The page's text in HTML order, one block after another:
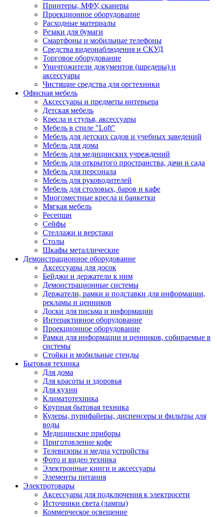
Принтеры, МФУ, сканеры
Проекционное оборудование
Расходные материалы
Резаки для бумаги
Смартфоны и мобильные телефоны
Средства видеонаблюдения и СКУД
Торговое оборудование
Уничтожители документов (шредеры) и
аксессуары
Чистящие средства для оргтехники
Офисная мебель
Аксессуары и предметы интерьера
Детская мебель
Кресла и стулья, аксессуары
Мебель в стиле "Loft"
Мебель для детских садов и учебных заведений
Мебель для дома
Мебель для медицинских учреждений
Мебель для открытого пространства, дачи и сада
Мебель для персонала
Мебель для руководителей
Мебель для столовых, баров и кафе
Многоместные кресла и банкетки
Мягкая мебель
Ресепшн
Сейфы
Стеллажи и верстаки
Столы
Шкафы металлические
Демонстрационное оборудование
Аксессуары для досок
Бейджи и держатели к ним
Демонстрационные системы
Держатели, рамки и подставки для информации,
рекламы и ценников
Доски для письма и информации
Интерактивное оборудование
Проекционное оборудование
Рамки для информации и ценников, собираемые в
системы
Стойки и мобильные стенды
Бытовая техника
Для дома
Для красоты и здоровья
Для кухни
Климатотехника
Крупная бытовая техника
Кулеры, пурифайеры, диспенсеры и фильтры для
воды
Медицинские приборы
Приготовление кофе
Телевизоры и медиа устройства
Фото и видео техника
Электронные книги и аксессуары
Элементы питания
Электротовары
Аксессуары для подключения к электросети
Источники света (лампы)
Коммерческое освещение